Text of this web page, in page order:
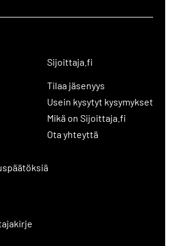
Sijoittaja.fi
Tilaa jäsenyys
Usein kysytyt kysymykset
Mikä on Sijoittaja.fi
Ota yhteyttä